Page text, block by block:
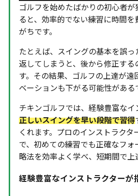
ゴルフを始めたばかりの初心者
ると、効率的でない練習に時間を
がちです。
たとえば、スイングの基本を誤っ
返してしまうと、後から修正する
す。その結果、ゴルフの上達が遠
ベーションも下がる可能性がある
チキンゴルフでは、経験豊富な
正しいスイングを早い段階で習得
くれます。プロのインストラクタ
で、初めての練習でも正確なフォ
略法を効率よく学べ、短期間で上
経験豊富なインストラクターが